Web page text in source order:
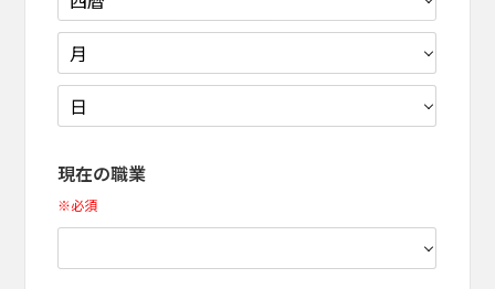
現在の職業
※必須